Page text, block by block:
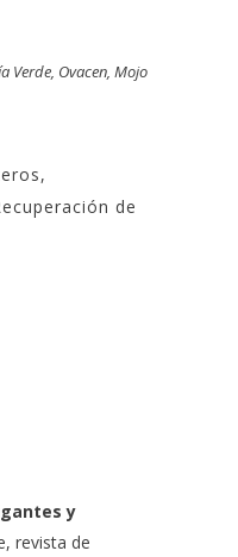
Verde, Ovacen, Mojo
,
de
y
revista de